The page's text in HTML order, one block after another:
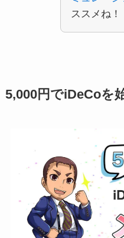
ススメね！
5,000円でiDeCoを